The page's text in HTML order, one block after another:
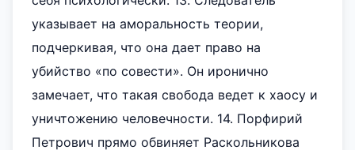
указывает на аморальность теории,
подчеркивая, что она дает право на
убийство «по совести». Он иронично
замечает, что такая свобода ведет к хаосу и
уничтожению человечности. 14. Порфирий
Петрович прямо обвиняет Раскольникова